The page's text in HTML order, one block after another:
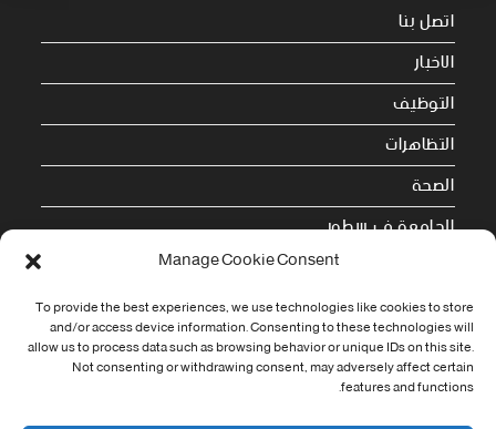
Manage Cookie Consent
To provide the best experiences, we use technologies like cookies to store
and/or access device information. Consenting to these technologies will
allow us to process data such as browsing behavior or unique IDs on this site.
Not consenting or withdrawing consent, may adversely affect certain
features and functions.
اتصل بنا
الاخبار
التوظيف
التظاهرات
الصحة
الجامعة في سطور
Cookie Policy (EU)
معلومات الاتصال
Address:
جامعة العربي التبسي طريق قسنطينة - تبسة